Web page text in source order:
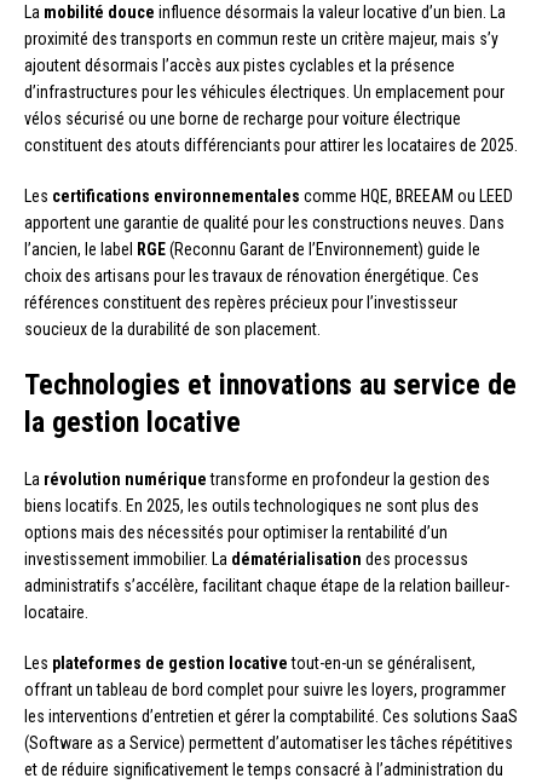
La mobilité douce influence désormais la valeur locative d’un bien. La
proximité des transports en commun reste un critère majeur, mais s’y
ajoutent désormais l’accès aux pistes cyclables et la présence
d’infrastructures pour les véhicules électriques. Un emplacement pour
vélos sécurisé ou une borne de recharge pour voiture électrique
constituent des atouts différenciants pour attirer les locataires de 2025.
Les certifications environnementales comme HQE, BREEAM ou LEED
apportent une garantie de qualité pour les constructions neuves. Dans
l’ancien, le label
RGE(Reconnu Garant de l’Environnement) guide le
choix des artisans pour les travaux de rénovation énergétique. Ces
références constituent des repères précieux pour l’investisseur
soucieux de la durabilité de son placement.
Technologies et innovations au service de
la gestion locative
La révolution numériquetransforme en profondeur la gestion des
biens locatifs. En 2025, les outils technologiques ne sont plus des
options mais des nécessités pour optimiser la rentabilité d’un
investissement immobilier. La dématérialisation des processus
administratifs s’accélère, facilitant chaque étape de la relation bailleur-
locataire.
Les plateformes de gestion locativetout-en-un se généralisent,
offrant un tableau de bord complet pour suivre les loyers, programmer
les interventions d’entretien et gérer la comptabilité. Ces solutions SaaS
(Software as a Service) permettent d’automatiser les tâches répétitives
et de réduire significativement le temps consacré à l’administration du